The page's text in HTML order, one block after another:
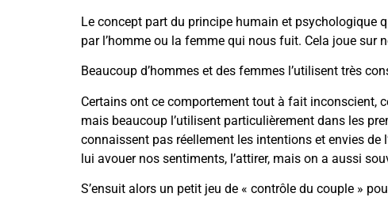
Le concept part du principe humain et psychologique
par l’homme ou la femme qui nous fuit. Cela joue sur
Beaucoup d’hommes et des femmes l’utilisent très
Certains ont ce comportement tout à fait inconscient,
mais beaucoup l’utilisent particulièrement dans les
connaissent pas réellement les intentions et envies de
lui avouer nos sentiments, l’attirer, mais on a aussi
S’ensuit alors un petit jeu de « contrôle du couple »